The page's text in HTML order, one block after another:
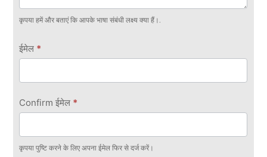
कृपया हमें और बताएं कि आपके भाषा संबंधी लक्ष्य क्या हैं।.
ईमेल *
Confirm ईमेल *
कृपया पुष्टि करने के लिए अपना ईमेल फिर से दर्ज करें।